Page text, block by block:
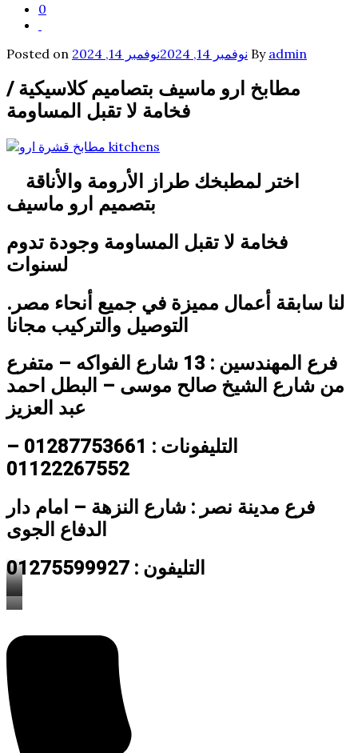
0
Posted on نوفمبر 14, 2024 نوفمبر 14, 2024 By admin
مطابخ ارو ماسيف بتصاميم كلاسيكية /
فخامة لا تقبل المساومة
بتصميم ارو ماسيف
فخامة لا تقبل المساومة وجودة تدوم
لسنوات
لنا سابقة أعمال مميزة في جميع أنحاء مصر.
التوصيل والتركيب مجانا
فرع المهندسين : 13 شارع الفواكه – متفرع
من شارع الشيخ صالح موسى – البطل احمد
عبد العزيز
التليفونات : 01287753661 –
01122267552
فرع مدينة نصر : شارع النزهة – امام دار
الدفاع الجوى
التليفون : 01275599927